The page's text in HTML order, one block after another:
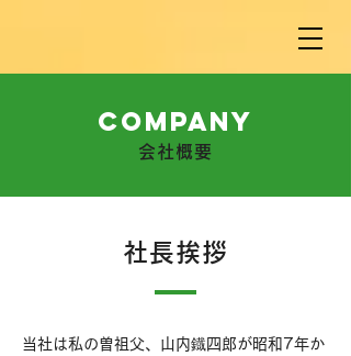
CoMPANY
会社概要
社長挨拶
当社は私の曽祖父、山内鐡四郎が昭和7年か